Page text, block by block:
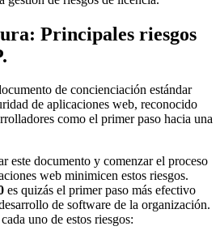
Principales riesgos
de concienciación estándar
de aplicaciones web, reconocido
como el primer paso hacia una
este documento y comenzar el proceso
web minimicen estos riesgos.
es quizás el primer paso más efectivo
de software de la organización.
uno de estos riesgos: